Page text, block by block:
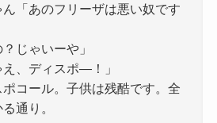
「あのフリーザは悪い奴です
じゃいーや」
、ディスポ―！」
コール。子供は残酷です。全
通り。